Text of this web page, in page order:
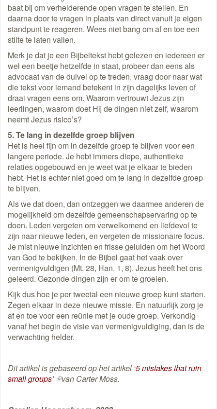
baat bij om verhelderende open vragen te stellen. En
daarna door te vragen in plaats van direct vanuit je eigen
standpunt te reageren. Wees niet bang om af en toe een
stilte te laten vallen.
Merk je dat je een Bijbeltekst hebt gelezen en iedereen er
wel een beetje hetzelfde in staat, probeer dan eens als
advocaat van de duivel op te treden, vraag door naar wat
die tekst voor iemand betekent in zijn dagelijks leven of
draai vragen eens om. Waarom vertrouwt Jezus zijn
leerlingen, waarom doet Hij de dingen niet zelf, waarom
neemt Jezus risico’s?
5. Te lang in dezelfde groep blijven
Het is heel fijn om in dezelfde groep te blijven voor een
langere periode. Je hebt immers diepe, authentieke
relaties opgebouwd en je weet wat je elkaar te bieden
hebt. Het is echter niet goed om te lang in dezelfde groep
te blijven.
Als we dat doen, dan ontzeggen we daarmee anderen de
mogelijkheid om dezelfde gemeenschapservaring op te
doen. Leden vergeten om verwelkomend en liefdevol te
zijn naar nieuwe leden, en vergeten de missionaire focus.
Je mist nieuwe inzichten en frisse geluiden om het Woord
van God te bekijken. In de Bijbel gaat het vaak over
vermenigvuldigen (Mt. 28, Han. 1, 8). Jezus heeft het ons
geleerd. Gezonde dingen zijn er om te groeien.
Kijk dus hoe je per tweetal een nieuwe groep kunt starten.
Zegen elkaar in deze nieuwe missie. En natuurlijk zorg je
af en toe voor een reünie met je oude groep. Verkondig
vanaf het begin de visie van vermenigvuldiging, dan is de
verwachting helder.
Dit artikel is gebaseerd op het artikel ‘5 mistakes that ruin
small groups’ (externe
van Carter Moss.